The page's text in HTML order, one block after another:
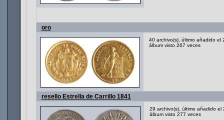
oro
40 archivo(s), último añadido el
álbum visto 267 veces
resello Estrella de Carrillo 1841
29 archivo(s), último añadido el
álbum visto 277 veces